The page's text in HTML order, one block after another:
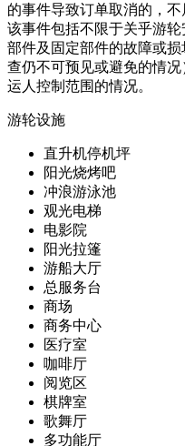
的事件导致订单取消的，
该事件包括不限于关乎游
部件及固定部件的故障或
查仍不可预见或避免的情
运人控制范围的情况。
游轮设施
直升机停机坪
阳光烧烤吧
冲浪游泳池
观光电梯
电影院
阳光拉篷
游船大厅
总服务台
商场
商务中心
医疗室
咖啡厅
阅览区
棋牌室
歌舞厅
多功能厅